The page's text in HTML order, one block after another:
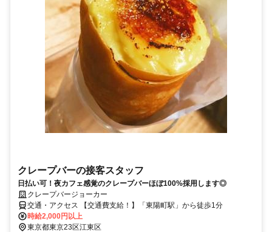
クレープバーの接客スタッフ
日払い可！夜カフェ感覚のクレープバーほぼ100%採用します◎
クレープバージョーカー
交通・アクセス 【交通費支給！】「東陽町駅」から徒歩1分
時給2,000円以上
東京都東京23区江東区